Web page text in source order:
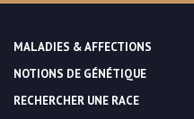
MALADIES & AFFECTIONS
NOTIONS DE GÉNÉTIQUE
RECHERCHER UNE RACE